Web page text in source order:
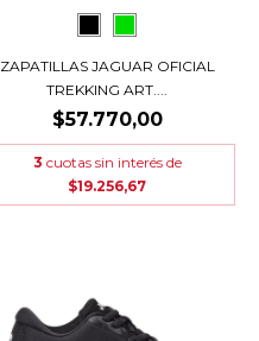
ZAPATILLAS JAGUAR OFICIAL
TREKKING ART....
$57.770,00
3 cuotas sin interés de
$19.256,67